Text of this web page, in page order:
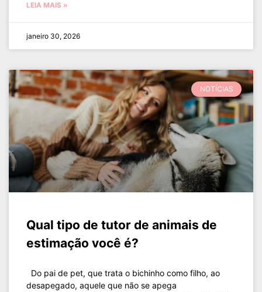
LEIA MAIS »
janeiro 30, 2026
NOTÍCIAS
Qual tipo de tutor de animais de
estimação você é?
Do pai de pet, que trata o bichinho como filho, ao
desapegado, aquele que não se apega